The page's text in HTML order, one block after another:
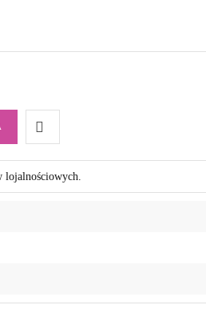
Do
przechowalni
lojalnościowych.